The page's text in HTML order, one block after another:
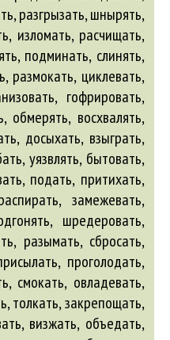
разгрызать, шнырять,
изломать, расчищать,
подминать, слинять,
размокать, циклевать,
гофрировать,
обмерять, восхвалять,
досыхать, взыграть,
уязвлять, бытовать,
подать, притихать,
замежевать,
шредеровать,
разымать, сбросать,
проголодать,
смокать, овладевать,
толкать, закрепощать,
визжать, объедать,